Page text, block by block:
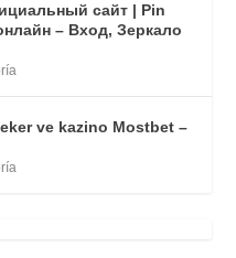
сайт | Pin
– Вход, Зеркало
ve kazino Mostbet –